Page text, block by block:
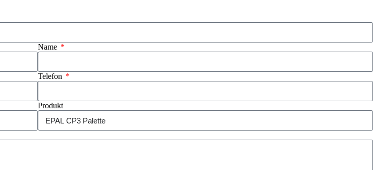
Name
Telefon
Produkt